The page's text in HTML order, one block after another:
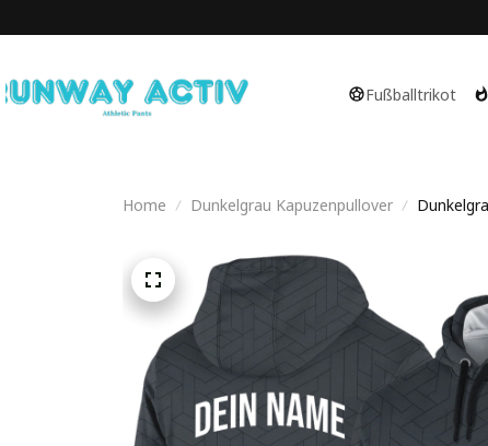
Fußballtrikot
Home Dunkelgrau Kapuzenpullover